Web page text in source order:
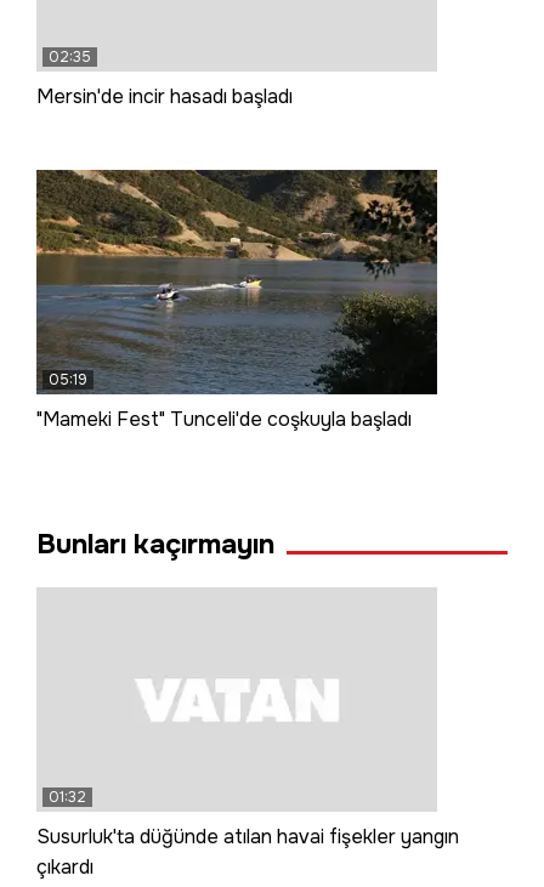
02:35
Mersin'de incir hasadı başladı
05:19
"Mameki Fest" Tunceli'de coşkuyla başladı
Bunları kaçırmayın
01:32
Susurluk'ta düğünde atılan havai fişekler yangın
çıkardı